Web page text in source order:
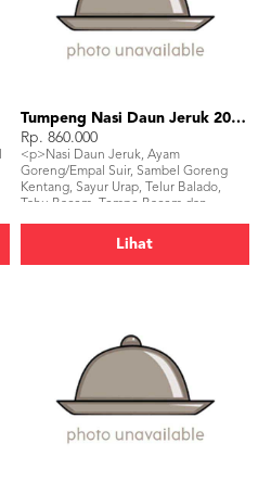
Tumpeng Nasi Daun Jeruk 20 Pack
Rp. 860.000
<p>Nasi Daun Jeruk, Ayam
Goreng/Empal Suir, Sambel Goreng
Kentang, Sayur Urap, Telur Balado,
Tahu Bacem, Tempe Bacem dan
pisau tumpeng)</p>Lihat